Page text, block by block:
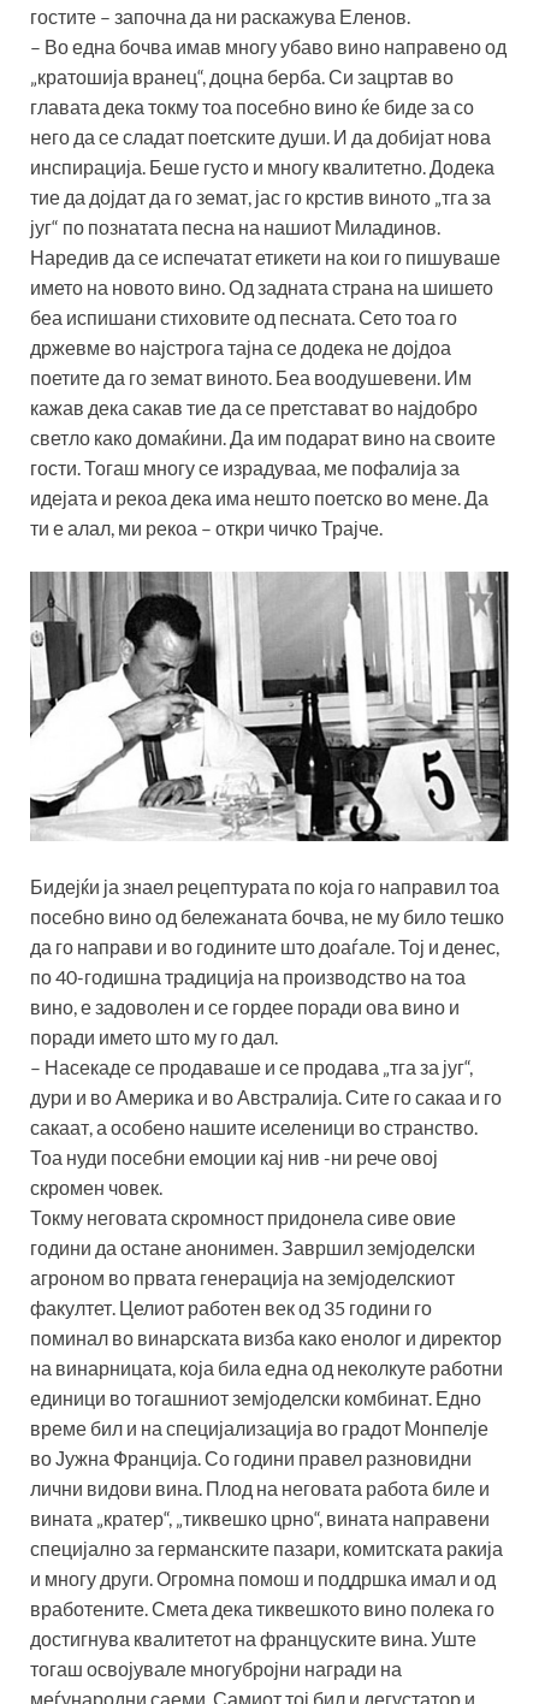
гостите – започна да ни раскажува Еленов.
– Во една бочва имав многу убаво вино направено од
„кратошија вранец“, доцна берба. Си зацртав во
главата дека токму тоа посебно вино ќе биде за со
него да се сладат поетските души. И да добијат нова
инспирација. Беше густо и многу квалитетно. Додека
тие да дојдат да го земат, јас го крстив виното „тга за
југ“ по познатата песна на нашиот Миладинов.
Наредив да се испечатат етикети на кои го пишуваше
името на новото вино. Од задната страна на шишето
беа испишани стиховите од песната. Сето тоа го
држевме во најстрога тајна се додека не дојдоа
поетите да го земат виното. Беа воодушевени. Им
кажав дека сакав тие да се претстават во најдобро
светло како домаќини. Да им подарат вино на своите
гости. Тогаш многу се израдуваа, ме пофалија за
идејата и рекоа дека има нешто поетско во мене. Да
ти е алал, ми рекоа – откри чичко Трајче.
Бидејќи ја знаел рецептурата по која го направил тоа
посебно вино од бележаната бочва, не му било тешко
да го направи и во годините што доаѓале. Тој и денес,
по 40-годишна традиција на производство на тоа
вино, е задоволен и се гордее поради ова вино и
поради името што му го дал.
– Насекаде се продаваше и се продава „тга за југ“,
дури и во Америка и во Австралија. Сите го сакаа и го
сакаат, а особено нашите иселеници во странство.
Тоа нуди посебни емоции кај нив -ни рече овој
скромен човек.
Токму неговата скромност придонела сиве овие
години да остане анонимен. Завршил земјоделски
агроном во првата генерација на земјоделскиот
факултет. Целиот работен век од 35 години го
поминал во винарската визба како енолог и директор
на винарницата, која била една од неколкуте работни
единици во тогашниот земјоделски комбинат. Едно
време бил и на специјализација во градот Монпелје
во Јужна Франција. Со години правел разновидни
лични видови вина. Плод на неговата работа биле и
вината „кратер“, „тиквешко црно“, вината направени
специјално за германските пазари, комитската ракија
и многу други. Огромна помош и поддршка имал и од
вработените. Смета дека тиквешкото вино полека го
достигнува квалитетот на француските вина. Уште
тогаш освојувале многубројни награди на
меѓународни саеми. Самиот тој бил и дегустатор и